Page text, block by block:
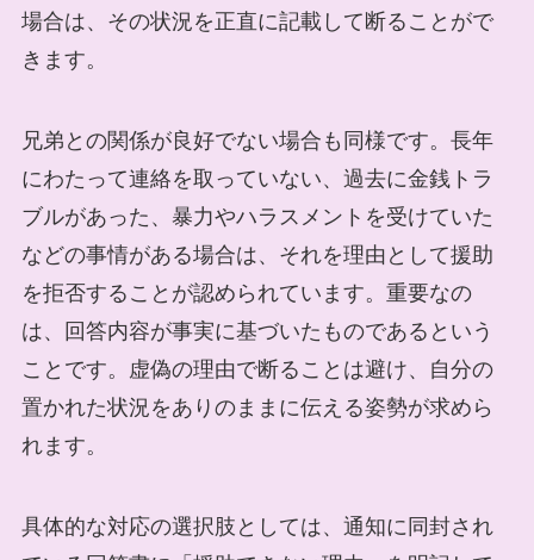
場合は、その状況を正直に記載して断ることがで
きます。
兄弟との関係が良好でない場合も同様です。長年
にわたって連絡を取っていない、過去に金銭トラ
ブルがあった、暴力やハラスメントを受けていた
などの事情がある場合は、それを理由として援助
を拒否することが認められています。重要なの
は、回答内容が事実に基づいたものであるという
ことです。虚偽の理由で断ることは避け、自分の
置かれた状況をありのままに伝える姿勢が求めら
れます。
具体的な対応の選択肢としては、通知に同封され